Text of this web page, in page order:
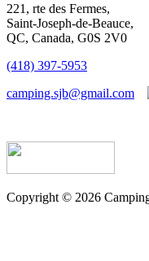
221, rte des Fermes,
Saint-Joseph-de-Beauce,
QC, Canada, G0S 2V0
(418) 397-5953
camping.sjb@gmail.com
Copyright © 2026